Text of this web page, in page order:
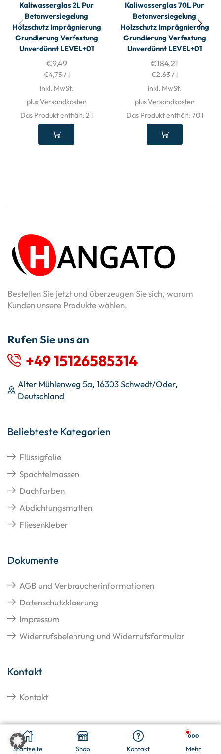
Kaliwasserglas 2L Pur
Betonversiegelung
Holzschutz Imprägnierung
Grundierung Verfestung
Unverdünnt LEVEL+01
€9,49
€4,75 / l
inkl. MwSt.
plus Versandkosten
Das Produkt enthält: 2 l
Kaliwasserglas 70L Pur
Betonversiegelung
Holzschutz Imprägnierung
Grundierung Verfestung
Unverdünnt LEVEL+01
€184,21
€2,63 / l
inkl. MwSt.
plus Versandkosten
Das Produkt enthält: 70 l
€28,50 In Den Warenkorb
Startseite Shop Kontakt Mehr
Bestellen Sie jetzt und überzeugen Sie sich, warum
Kunden unsere Produkte wählen.
Rufen Sie uns an
+49 15126585314
Alter Mühlenweg 5a, 16303 Schwedt/Oder,
Deutschland
Beliebteste Kategorien
Flüssigfolie
Spachtelmassen
Dachfarben
Abdichtungsmatten
Fliesenkleber
Dokumente
AGB und Verbraucherinformationen
Datenschutzklaerung
Impressum
Widerrufsbelehrung und Widerrufsformular
Kontakt
Kontakt
Copyright © 2026 Hangato GmbH